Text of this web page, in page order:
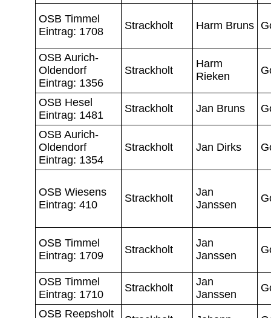
OSB Timmel
Eintrag: 1708
Strackholt Harm Bruns
OSB Aurich-
Oldendorf
Eintrag: 1356
Strackholt
Harm
Rieken
OSB Hesel
Eintrag: 1481
Strackholt Jan Bruns
OSB Aurich-
Oldendorf
Eintrag: 1354
Strackholt Jan Dirks
OSB Wiesens
Eintrag: 410
Strackholt
Jan
Janssen
OSB Timmel
Eintrag: 1709
Strackholt
Jan
Janssen
OSB Timmel
Eintrag: 1710
Strackholt
Jan
Janssen
OSB Reepsholt